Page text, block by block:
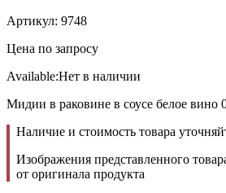
Артикул: 9748
Цена по запросу
Available:Нет в наличии
Мидии в раковине в соусе белое вино
Наличие и стоимость товара
Изображения представленного
от оригинала продукта